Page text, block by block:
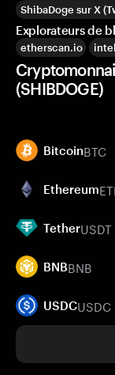
ShibaDoge sur X
Explorateurs de
etherscan.io
(SHIBDOGE)
BitcoinBTC
Ethereum
TetherUSDT
BNBBNB
USDCUSDC